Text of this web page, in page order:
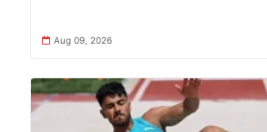
Aug 09, 2026